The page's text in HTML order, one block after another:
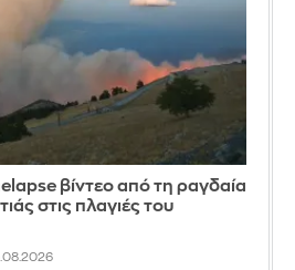
βίντεο από τη ραγδαία
στις πλαγιές του